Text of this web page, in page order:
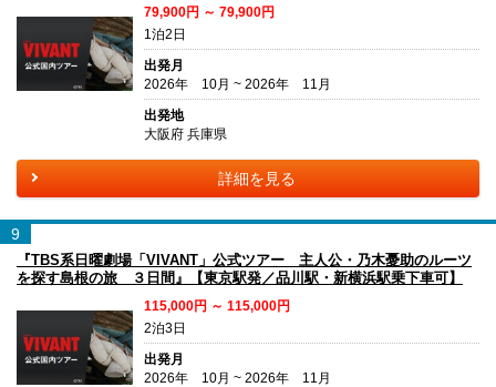
79,900円 ～ 79,900円
1泊2日
出発月
2026年 10月 ~ 2026年 11月
出発地
大阪府 兵庫県
詳細を見る
9
『TBS系日曜劇場「VIVANT」公式ツアー 主人公・乃木憂助のルーツ
を探す島根の旅 ３日間』【東京駅発／品川駅・新横浜駅乗下車可】
115,000円 ～ 115,000円
2泊3日
出発月
2026年 10月 ~ 2026年 11月